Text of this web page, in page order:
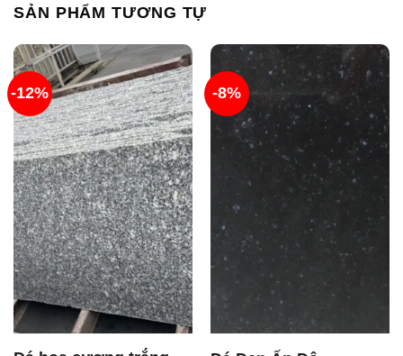
SẢN PHẨM TƯƠNG TỰ
-12% -8%